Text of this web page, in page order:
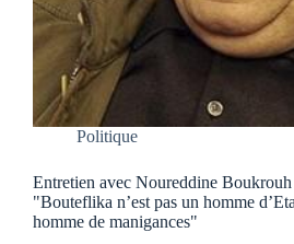
Politique
Entretien avec Noureddine
"Bouteflika n’est pas un homme
homme de manigances"